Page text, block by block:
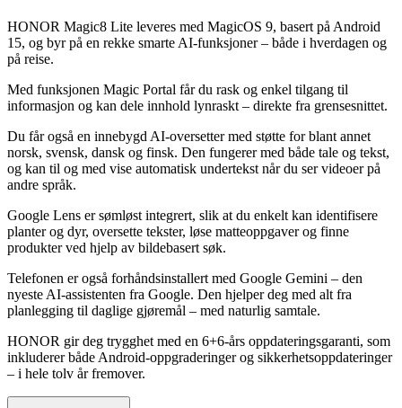
HONOR Magic8 Lite leveres med MagicOS 9, basert på Android
15, og byr på en rekke smarte AI-funksjoner – både i hverdagen og
på reise.
Med funksjonen Magic Portal får du rask og enkel tilgang til
informasjon og kan dele innhold lynraskt – direkte fra grensesnittet.
Du får også en innebygd AI-oversetter med støtte for blant annet
norsk, svensk, dansk og finsk. Den fungerer med både tale og tekst,
og kan til og med vise automatisk undertekst når du ser videoer på
andre språk.
Google Lens er sømløst integrert, slik at du enkelt kan identifisere
planter og dyr, oversette tekster, løse matteoppgaver og finne
produkter ved hjelp av bildebasert søk.
Telefonen er også forhåndsinstallert med Google Gemini – den
nyeste AI-assistenten fra Google. Den hjelper deg med alt fra
planlegging til daglige gjøremål – med naturlig samtale.
HONOR gir deg trygghet med en 6+6-års oppdateringsgaranti, som
inkluderer både Android-oppgraderinger og sikkerhetsoppdateringer
– i hele tolv år fremover.